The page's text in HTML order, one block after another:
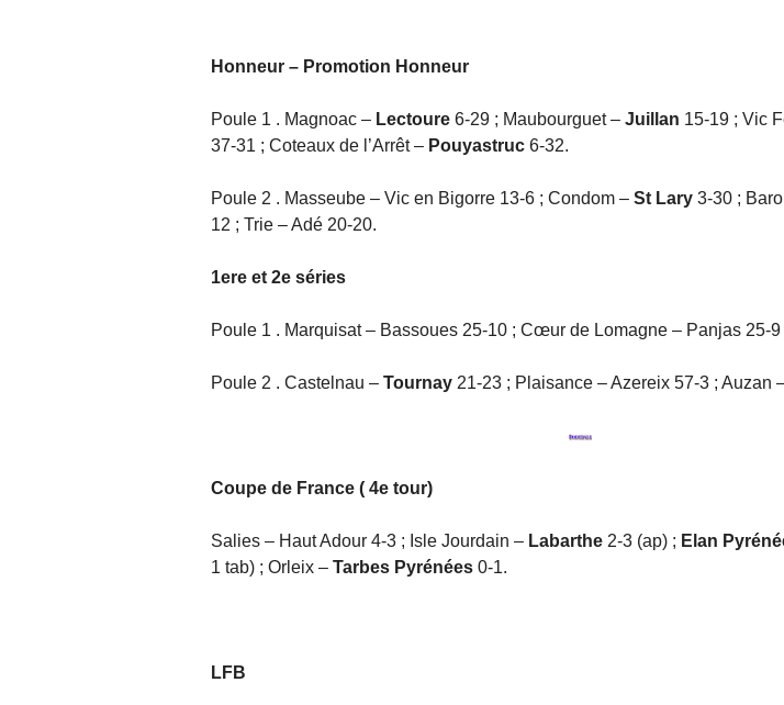
Honneur – Promotion Honneur
Poule 1 . Magnoac – Lectoure 6-29 ; Maubourguet – Juillan 15-19 ; Vic
37-31 ; Coteaux de l’Arrêt – Pouyastruc 6-32.
Poule 2 . Masseube – Vic en Bigorre 13-6 ; Condom – St Lary 3-30 ;
12 ; Trie – Adé 20-20.
1ere et 2e séries
Poule 1 . Marquisat – Bassoues 25-10 ; Cœur de Lomagne – Panjas 25-9
Poule 2 . Castelnau – Tournay 21-23 ; Plaisance – Azereix 57-3 ; Auzan
Coupe de France ( 4e tour)
Salies – Haut Adour 4-3 ; Isle Jourdain – Labarthe 2-3 (ap) ; Elan
1 tab) ; Orleix – Tarbes Pyrénées 0-1.
LFB